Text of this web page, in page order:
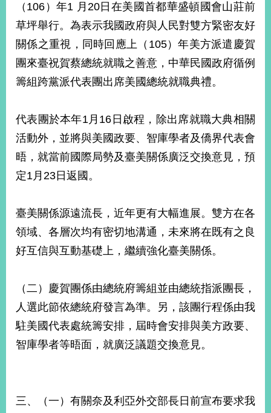
（106）年1 月20日在美國首都華盛頓國會山莊前
草坪舉行。為表示我國政府與人民對雙方緊密友好
關係之重視，同時回應上（105）年美方派遣慶賀
團來臺祝賀蔡總統就職之善意，中華民國政府循例
籌組跨黨派代表團出席美國總統就職典禮。
代表團於本年1月16日啟程，除出席就職大典相關
活動外，並將與美國政要、智庫學者及僑界代表會
晤，就當前國際局勢及臺美關係廣泛交換意見，預
定1月23日返國。
臺美關係源遠流長，近年更有大幅進展。雙方在各
領域、各層次均有密切地溝通，未來將在既有之良
好互信與互動基礎上，繼續強化臺美關係。
（二）慶賀團係由總統府籌組並由總統指派團長，
人選此節依總統府發言為準。另，該團行程係由我
駐美國代表處統籌安排，屆時會安排與美方政要、
智庫學者等晤面，就廣泛議題交換意見。
三、（一）有關奈及利亞外交部長日前宣布要求我